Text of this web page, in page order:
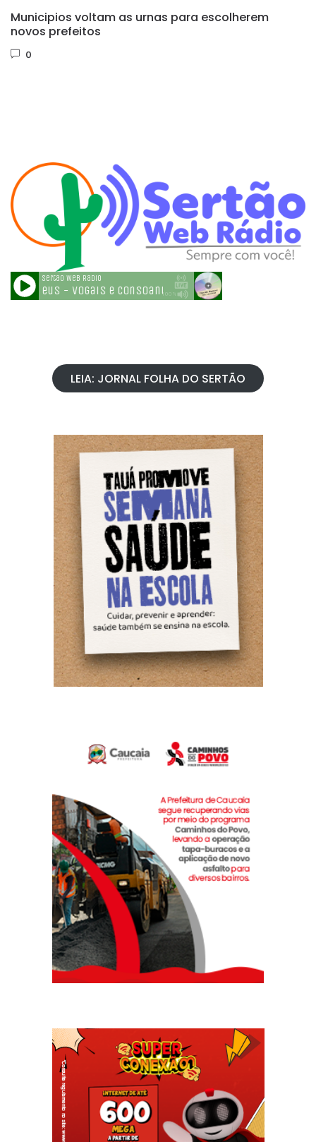
Municipios voltam as urnas para escolherem
novos prefeitos
0
LEIA: JORNAL FOLHA DO SERTÃO